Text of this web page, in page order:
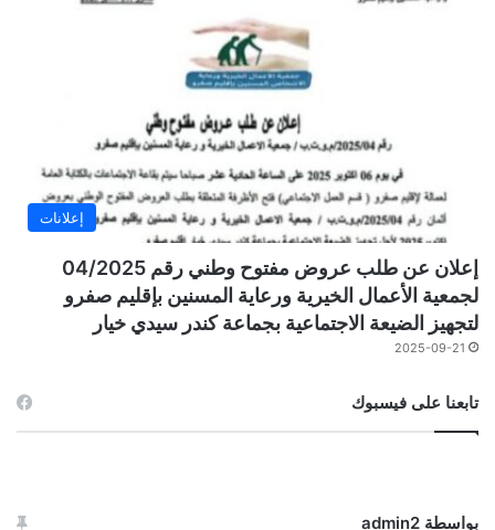
إعلانات
إعلان عن طلب عروض مفتوح وطني رقم 04/2025
لجمعية الأعمال الخيرية ورعاية المسنين بإقليم صفرو
لتجهيز الضيعة الاجتماعية بجماعة كندر سيدي خيار
2025-09-21
تابعنا على فيسبوك
بواسطة admin2